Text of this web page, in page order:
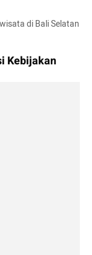
di Bali Selatan
Kebijakan